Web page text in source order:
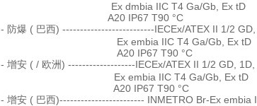
Ex dmbia IIC T4 Ga/Gb, Ex tD
A20 IP67 T90 °C
- 防爆 ( 巴西) --------------------------IECEx/ATEX II 1/2 GD,
Ex embia IIC T4 Ga/Gb, Ex tD
A20 IP67 T90 °C
- 增安 ( / 欧洲) -------------------IECEx/ATEX II 1/2 GD, 1D,
Ex embia IIC T4 Ga/Gb, Ex tD
A20 IP67 T90 °C
- 增安 ( 巴西)------------------------ INMETRO Br-Ex embia